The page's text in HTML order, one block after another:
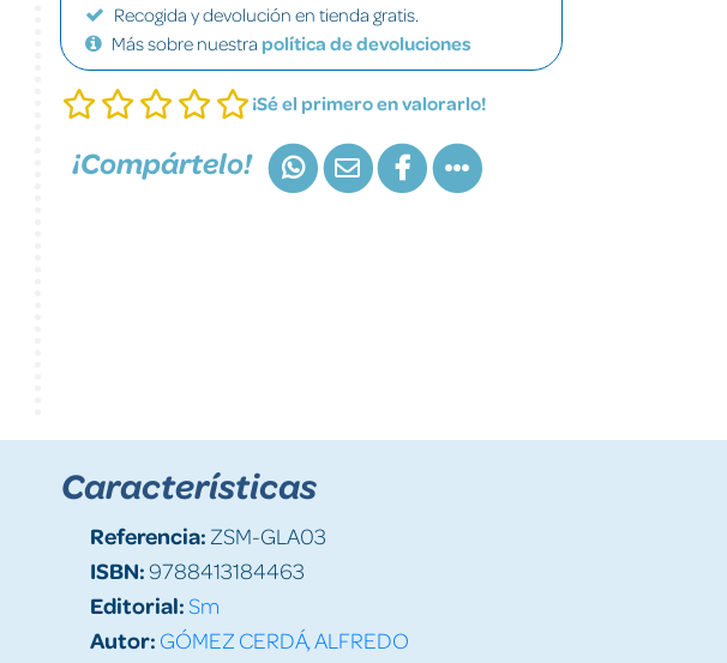
Recogida y devolución en tienda gratis.
Más sobre nuestra política de devoluciones
¡Sé el primero en valorarlo!
¡Compártelo!
Características
Referencia: ZSM-GLA03
ISBN:9788413184463
Editorial:Sm
Autor: GÓMEZ CERDÁ, ALFREDO